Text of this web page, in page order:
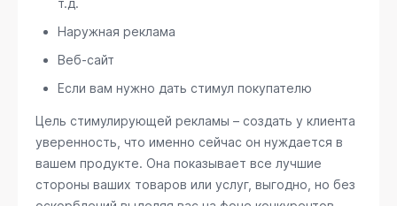
т.д.
Наружная реклама
Веб-сайт
Если вам нужно дать стимул покупателю
Цель стимулирующей рекламы – создать у клиента
уверенность, что именно сейчас он нуждается в
вашем продукте. Она показывает все лучшие
стороны ваших товаров или услуг, выгодно, но без